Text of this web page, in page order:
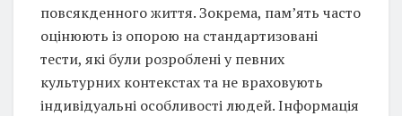
повсякденного життя. Зокрема, пам’ять часто
оцінюють із опорою на стандартизовані
тести, які були розроблені у певних
культурних контекстах та не враховують
індивідуальні особливості людей. Інформація